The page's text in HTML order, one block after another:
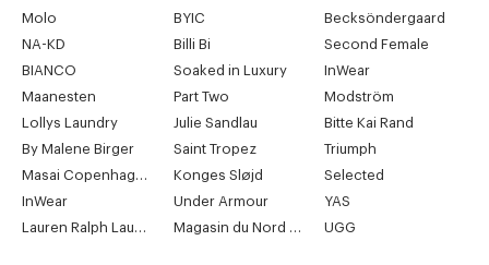
Molo
BYIC
Becksöndergaard
NA-KD
Billi Bi
Second Female
BIANCO
Soaked in Luxury
InWear
Maanesten
Part Two
Modström
Lollys Laundry
Julie Sandlau
Bitte Kai Rand
By Malene Birger
Saint Tropez
Triumph
Masai Copenhagen
Konges Sløjd
Selected
InWear
Under Armour
YAS
Lauren Ralph Lauren
Magasin du Nord Collection UGG